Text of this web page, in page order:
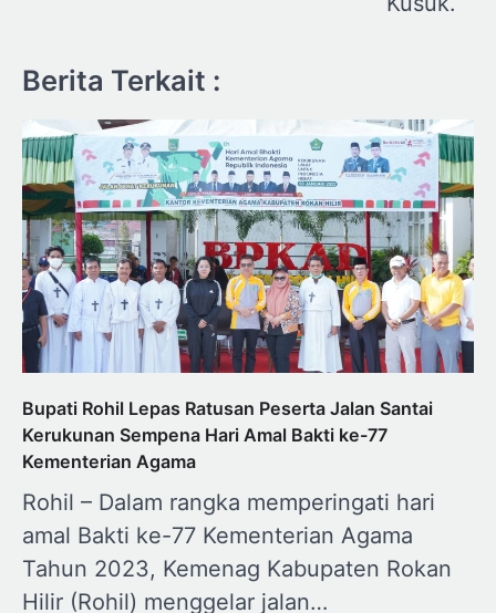
Berita Terkait :
Bupati Rohil Lepas Ratusan Peserta Jalan Santai
Kerukunan Sempena Hari Amal Bakti ke-77
Kementerian Agama
Rohil – Dalam rangka memperingati hari
amal Bakti ke-77 Kementerian Agama
Tahun 2023, Kemenag Kabupaten Rokan
Hilir (Rohil) menggelar jalan…